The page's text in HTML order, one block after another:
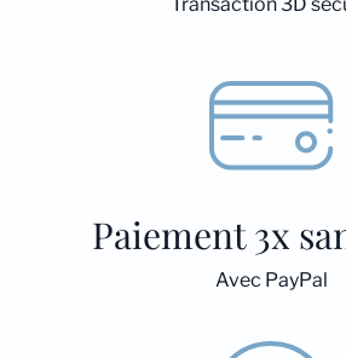
Paiement 3x
Avec PayPal